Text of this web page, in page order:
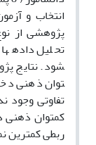
انتخاب و
پژوهشی از
توان ذهنی
تفاوتی وجود
کم­توان ذهنی
ربطی کمترین